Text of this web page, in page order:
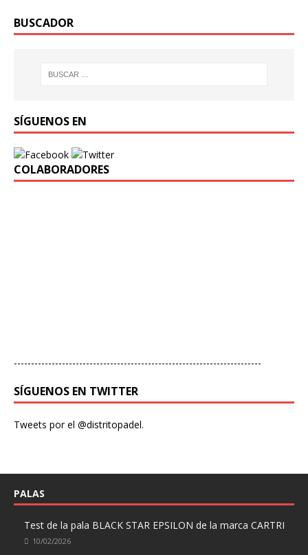
BUSCADOR
SÍGUENOS EN
COLABORADORES
------------------------------------------------------------------------
SÍGUENOS EN TWITTER
Tweets por el @distritopadel.
PALAS
Test de la pala BLACK STAR EPSILON de la marca CARTRI
10/02/2026